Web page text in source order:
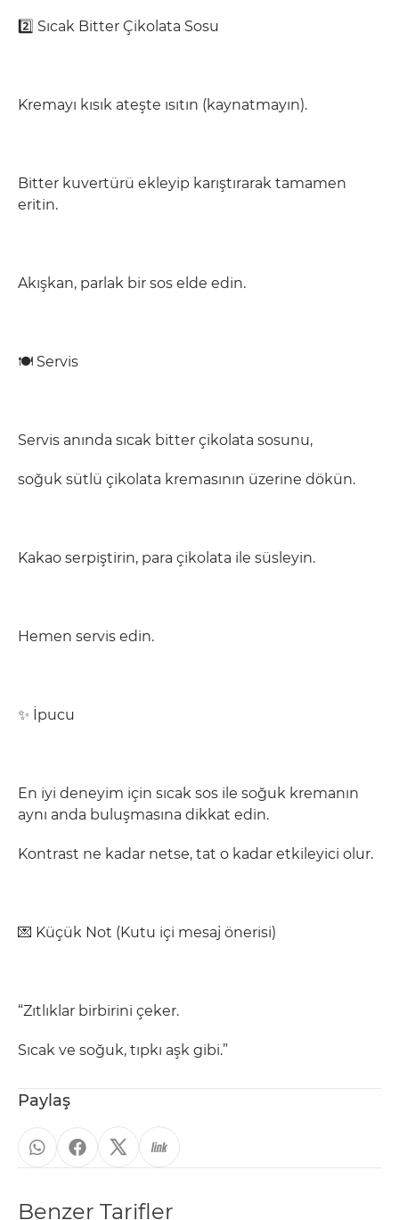
Paylaş
2️⃣ Sıcak Bitter Çikolata Sosu
Kremayı kısık ateşte ısıtın (kaynatmayın).
Bitter kuvertürü ekleyip karıştırarak tamamen
eritin.
Akışkan, parlak bir sos elde edin.
🍽️ Servis
Servis anında sıcak bitter çikolata sosunu,
soğuk sütlü çikolata kremasının üzerine dökün.
Kakao serpiştirin, para çikolata ile süsleyin.
Hemen servis edin.
✨ İpucu
En iyi deneyim için sıcak sos ile soğuk kremanın
aynı anda buluşmasına dikkat edin.
Kontrast ne kadar netse, tat o kadar etkileyici olur.
💌 Küçük Not (Kutu içi mesaj önerisi)
“Zıtlıklar birbirini çeker.
Sıcak ve soğuk, tıpkı aşk gibi.”
Benzer Tarifler